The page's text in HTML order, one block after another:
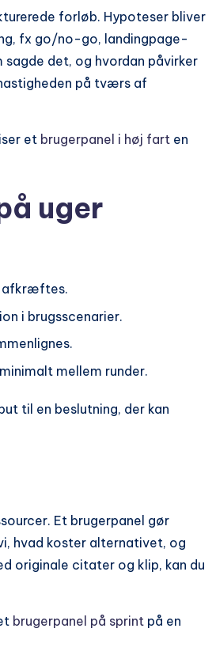
forløb. Hypoteser bliver
fx go/no-go, landingpage-
det, og hvordan påvirker
på tværs af
et brugerpanel i høj fart en
uger
afkræftes.
i brugsscenarier.
mellem runder.
til en beslutning, der kan
Et brugerpanel gør
hvad koster alternativet, og
originale citater og klip, kan du
brugerpanel på sprint på en